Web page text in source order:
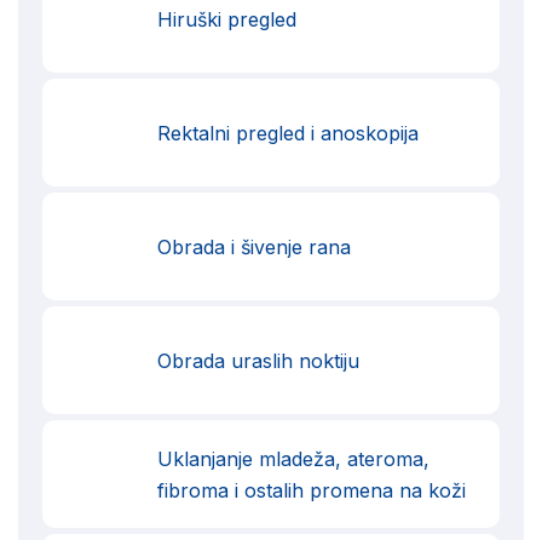
Hiruški pregled
Rektalni pregled i anoskopija
Obrada i šivenje rana
Obrada uraslih noktiju
Uklanjanje mladeža, ateroma,
fibroma i ostalih promena na koži